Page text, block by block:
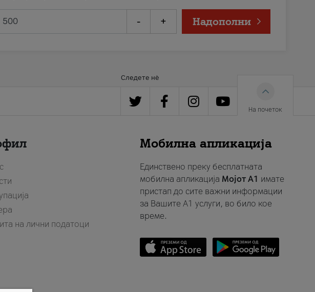
- + Надополни
Следете нè
На почеток
на лични податоци
Мобилна апликација
Единствено преку бесплатната
мобилна апликација Мојот A1 имате
пристап до сите важни информации
за Вашите A1 услуги, во било кое
време.